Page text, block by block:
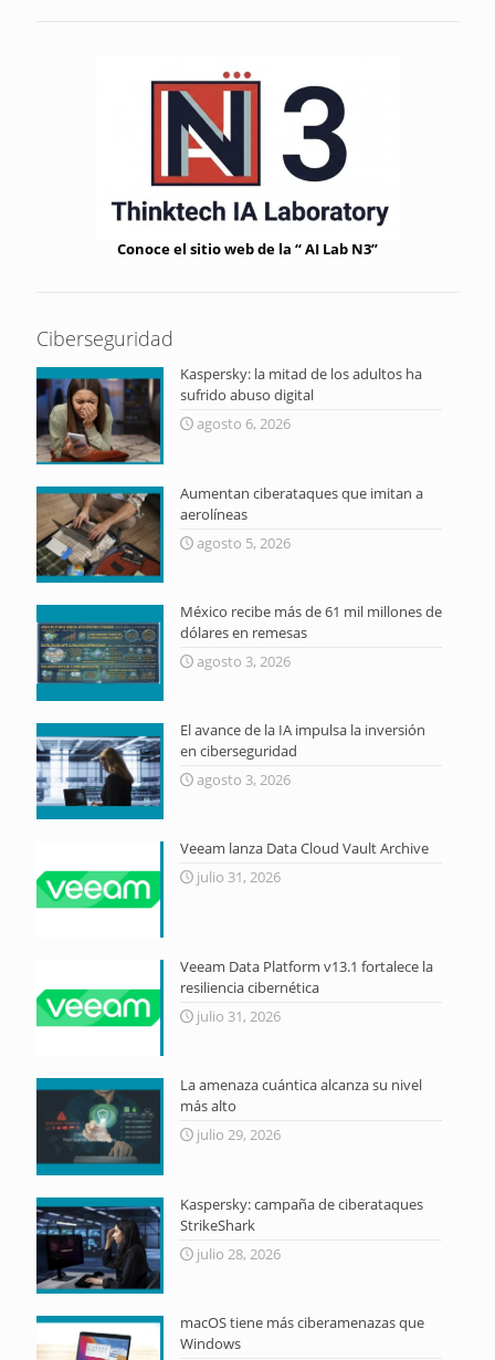
Conoce el sitio web de la “ AI Lab N3”
Ciberseguridad
Kaspersky: la mitad de los adultos ha
sufrido abuso digital
agosto 6, 2026
Aumentan ciberataques que imitan a
aerolíneas
agosto 5, 2026
México recibe más de 61 mil millones de
dólares en remesas
agosto 3, 2026
El avance de la IA impulsa la inversión
en ciberseguridad
agosto 3, 2026
Veeam lanza Data Cloud Vault Archive
julio 31, 2026
Veeam Data Platform v13.1 fortalece la
resiliencia cibernética
julio 31, 2026
La amenaza cuántica alcanza su nivel
más alto
julio 29, 2026
Kaspersky: campaña de ciberataques
StrikeShark
julio 28, 2026
macOS tiene más ciberamenazas que
Windows